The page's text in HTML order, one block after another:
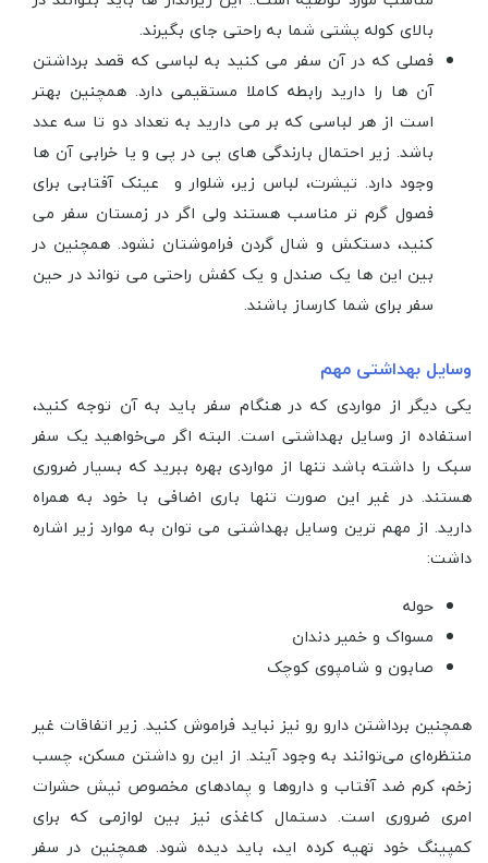
بالای کوله پشتی شما به راحتی جای بگیرند.
فصلی که در آن سفر می کنید به لباسی که قصد برداشتن
آن ها را دارید رابطه کاملا مستقیمی دارد. همچنین بهتر
است از هر لباسی که بر می دارید به تعداد دو تا سه عدد
باشد. زیر احتمال بارندگی های پی در پی و یا خرابی آن ها
وجود دارد. تیشرت، لباس زیر، شلوار و عینک آفتابی برای
فصول گرم تر مناسب هستند ولی اگر در زمستان سفر می
کنید، دستکش و شال گردن فراموشتان نشود. همچنین در
بین این ها یک صندل و یک کفش راحتی می تواند در حین
سفر برای شما کارساز باشند.
وسایل بهداشتی مهم
یکی دیگر از مواردی که در هنگام سفر باید به آن توجه کنید،
استفاده از وسایل بهداشتی است. البته اگر می‌خواهید یک سفر
سبک را داشته باشد تنها از مواردی بهره ببرید که بسیار ضروری
هستند. در غیر این صورت تنها باری اضافی با خود به همراه
دارید. از مهم ترین وسایل بهداشتی می توان به موارد زیر اشاره
داشت:
حوله
مسواک و خمیر دندان
صابون و شامپوی کوچک
همچنین برداشتن دارو رو نیز نباید فراموش کنید. زیر اتفاقات غیر
منتظره‌ای می‌توانند به وجود آیند. از این رو داشتن مسکن، چسب
زخم، کرم ضد آفتاب و داروها و پمادهای مخصوص نیش حشرات
امری ضروری است. دستمال کاغذی نیز بین لوازمی که برای
کمپینگ خود تهیه کرده اید، باید دیده شود. همچنین در سفر